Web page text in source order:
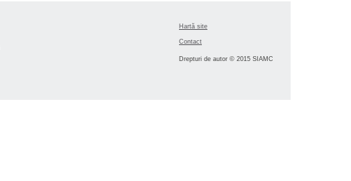
Hartă site
Contact
Drepturi de autor © 2015 SIAMC